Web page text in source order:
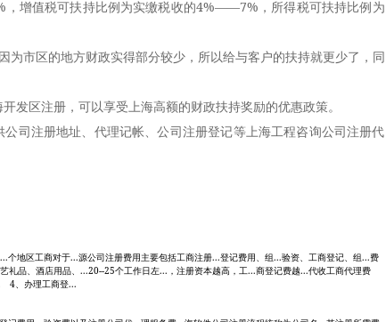
增值税可扶持比例为实缴税收的4%——7%，所得税可扶持比例为
市区的地方财政实得部分较少，所以给与客户的扶持就更少了，同
区注册，可以享受上海高额的财政扶持奖励的优惠政策。
注册地址、代理记帐、公司注册登记等上海工程咨询公司注册代
个地区工商对于...源公司注册费用主要包括工商注册...登记费用、组...验资、工商登记、组...费
礼品、酒店用品、...20--25个工作日左...，注册资本越高，工...商登记费越...代收工商代理费
4、办理工商登...